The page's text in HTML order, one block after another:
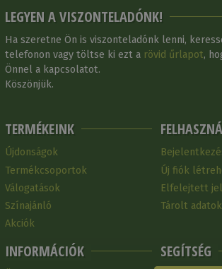
LEGYEN A VISZONTELADÓNK!
Ha szeretne Ön is viszonteladónk lenni,
telefonon vagy töltse ki ezt a rövid űrlapot,
Önnel a kapcsolatot.
Köszönjük.
TERMÉKEINK
Újdonságok
Termékcsoportok
Válogatások
Színajánló
Akciók
INFORMÁCIÓK
Új fiók
Elfelejtett
Tárolt adatok
SEGÍTSÉG